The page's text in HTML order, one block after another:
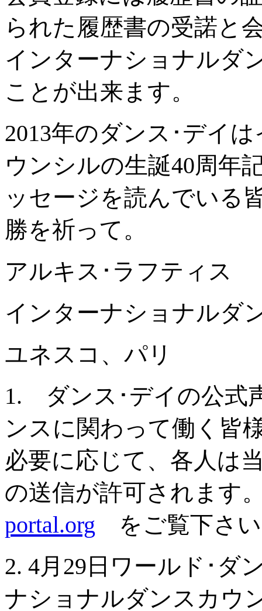
られた履歴書の受諾と
インターナショナルダ
ことが出来ます。
2013年のダンス･デイ
ウンシルの生誕40周年
ッセージを読んでいる
勝を祈って。
アルキス･ラフティス
インターナショナルダ
ユネスコ、パリ
1. ダンス･デイの公式
ンスに関わって働く皆
必要に応じて、各人は
の送信が許可されま
portal.org をご覧下さ
2. 4月29日ワールド･ダ
ナショナルダンスカウ